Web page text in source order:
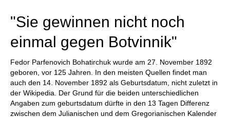
"Sie gewinnen nicht noch
einmal gegen Botvinnik"
Fedor Parfenovich Bohatirchuk wurde am 27. November 1892
geboren, vor 125 Jahren. In den meisten Quellen findet man
auch den 14. November 1892 als Geburtsdatum, nicht zuletzt in
der Wikipedia. Der Grund für die beiden unterschiedlichen
Angaben zum geburtsdatum dürfte in den 13 Tagen Differenz
zwischen dem Julianischen und dem Gregorianischen Kalender